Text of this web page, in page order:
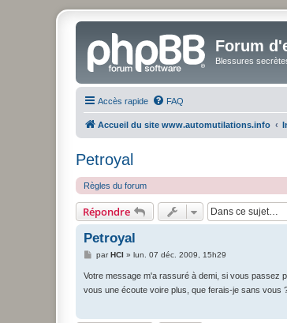
Forum
Blessures
Accès rapide FAQ
Accueil du site www.automutilations.info
Petroyal
Règles du forum
Répondre
Petroyal
M
s
a
parHCI » lun. 07 déc. 2009, 15h29
Votre message m'a rassuré à demi, si vous passez
vous une écoute voire plus, que ferais-je sans vous